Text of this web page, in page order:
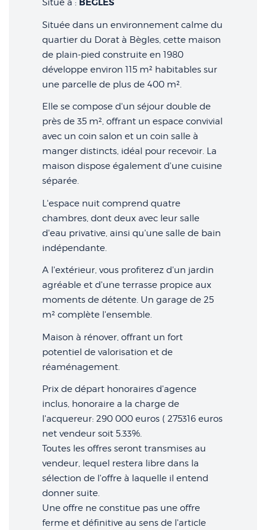
Situé à : BEGLES
Située dans un environnement calme du
quartier du Dorat à Bègles, cette maison
de plain-pied construite en 1980
développe environ 115 m² habitables sur
une parcelle de plus de 400 m².
Elle se compose d'un séjour double de
près de 35 m², offrant un espace convivial
avec un coin salon et un coin salle à
manger distincts, idéal pour recevoir. La
maison dispose également d'une cuisine
séparée.
L'espace nuit comprend quatre
chambres, dont deux avec leur salle
d'eau privative, ainsi qu'une salle de bain
indépendante.
A l'extérieur, vous profiterez d'un jardin
agréable et d'une terrasse propice aux
moments de détente. Un garage de 25
m² complète l'ensemble.
Maison à rénover, offrant un fort
potentiel de valorisation et de
réaménagement.
Prix de départ honoraires d'agence
inclus, honoraire a la charge de
l'acquereur: 290 000 euros ( 275316 euros
net vendeur soit 5.33%.
Toutes les offres seront transmises au
vendeur, lequel restera libre dans la
sélection de l'offre à laquelle il entend
donner suite.
Une offre ne constitue pas une offre
ferme et définitive au sens de l'article